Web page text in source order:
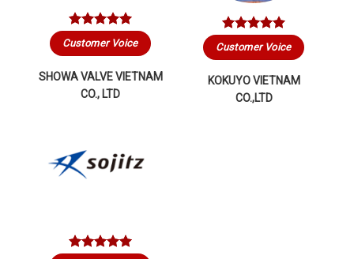
Customer Voice
SHOWA VALVE VIETNAM
CO., LTD
Customer Voice
KOKUYO VIETNAM
CO.,LTD